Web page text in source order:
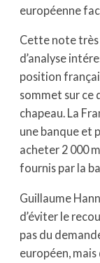
européenne
Cette note
d’analyse
position
sommet sur ce
chapeau. La
une banque et
acheter 2 000
fournis par la
Guillaume
d’éviter le
pas du
européen,